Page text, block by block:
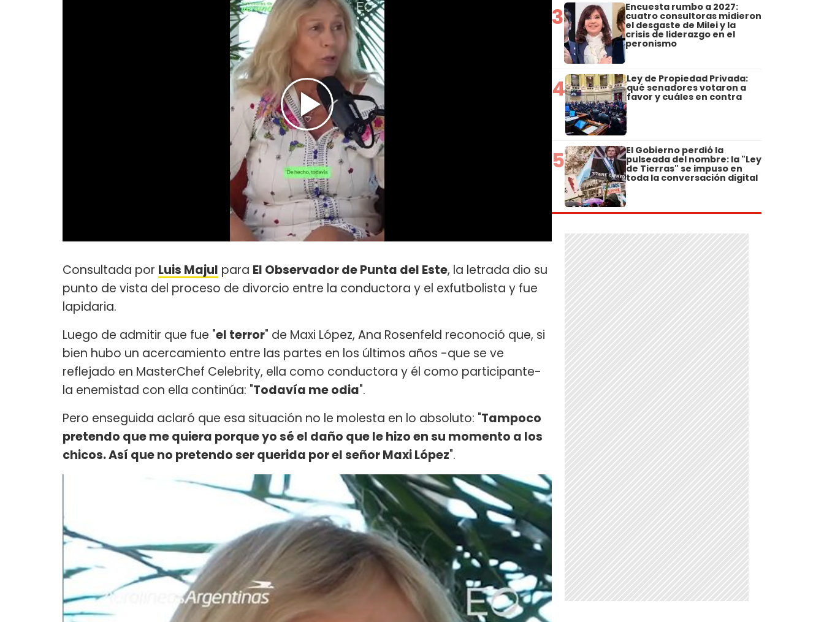
Consultada por Luis Majul para El Observador de Punta del Este, la letrada dio su
punto de vista del proceso de divorcio entre la conductora y el exfutbolista y fue
lapidaria.
Luego de admitir que fue "el terror" de Maxi López, Ana Rosenfeld reconoció que, si
bien hubo un acercamiento entre las partes en los últimos años -que se ve
reflejado en MasterChef Celebrity, ella como conductora y él como participante-
la enemistad con ella continúa: "Todavía me odia".
Pero enseguida aclaró que esa situación no le molesta en lo absoluto: "Tampoco
pretendo que me quiera porque yo sé el daño que le hizo en su momento a los
chicos. Así que no pretendo ser querida por el señor Maxi López".
3 Encuesta rumbo a 2027:
cuatro consultoras midieron
el desgaste de Milei y la
crisis de liderazgo en el
peronismo
4 Ley de Propiedad Privada:
qué senadores votaron a
favor y cuáles en contra
5 El Gobierno perdió la
pulseada del nombre: la "Ley
de Tierras" se impuso en
toda la conversación digital